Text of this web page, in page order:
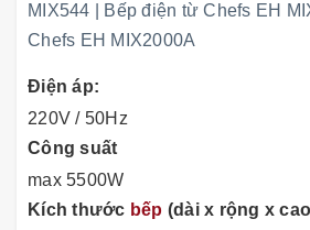
MIX544
Bếp điện từ Chefs EH
Chefs EH MIX2000A
Điện áp:
220V / 50Hz
Công suất
max 5500W
Kích thước bếp (dài x rộng x